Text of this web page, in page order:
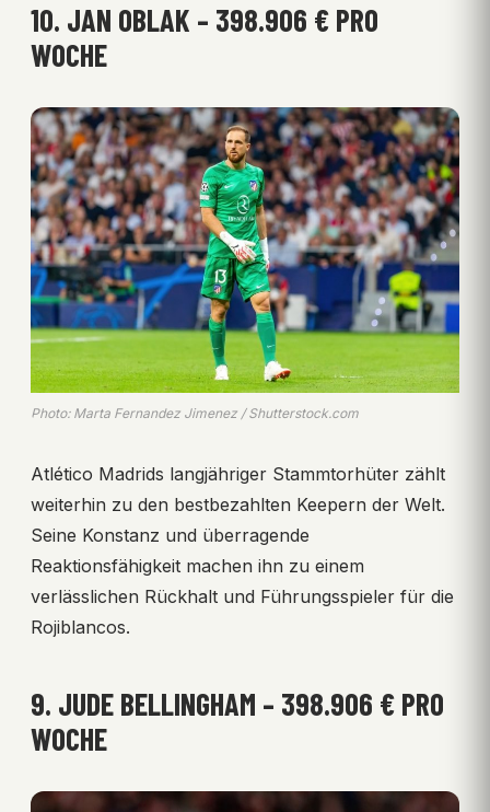
10. JAN OBLAK – 398.906 € PRO
WOCHE
Photo: Marta Fernandez Jimenez / Shutterstock.com
Atlético Madrids langjähriger Stammtorhüter zählt
weiterhin zu den bestbezahlten Keepern der Welt.
Seine Konstanz und überragende
Reaktionsfähigkeit machen ihn zu einem
verlässlichen Rückhalt und Führungsspieler für die
Rojiblancos.
9. JUDE BELLINGHAM – 398.906 € PRO
WOCHE